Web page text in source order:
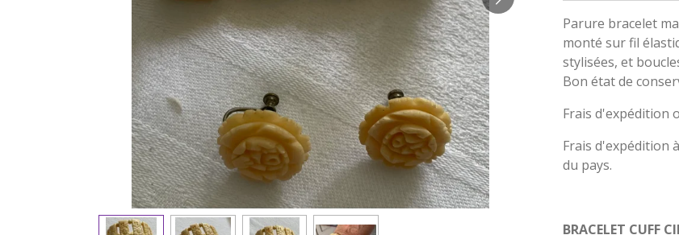
Parure bracelet
monté sur fil
stylisées, et
Bon état de
Frais d'expédition
Frais d'expédition
du pays.
BRACELET CUFF